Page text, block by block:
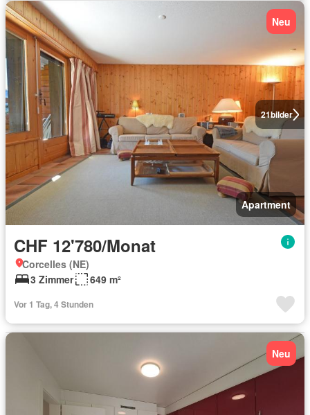
21bilder
Neu
Apartment
CHF 12'780/Monat
Corcelles (NE)
3 Zimmer
649 m²
Vor 1 Tag, 4 Stunden
Neu